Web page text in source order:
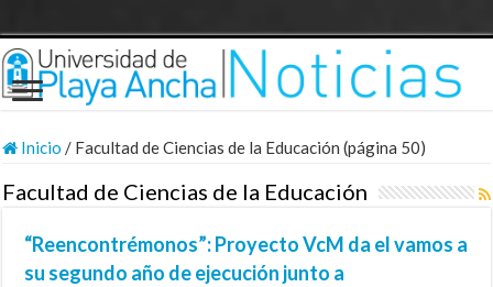
Inicio / Facultad de Ciencias de la Educación (página 50)
Facultad de Ciencias de la Educación
“Reencontrémonos”: Proyecto VcM da el vamos a
su segundo año de ejecución junto a